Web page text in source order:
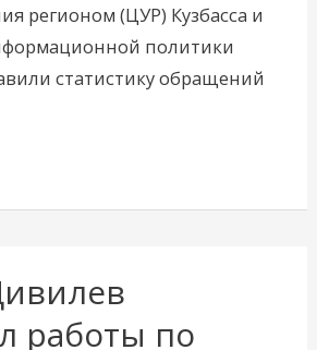
регионом (ЦУР) Кузбасса и
политики
статистику обращений
работы по